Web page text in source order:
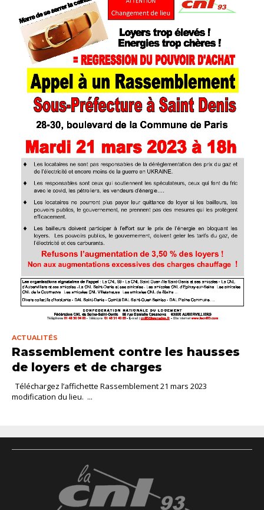
ACTUALITÉS
Rassemblement contre les hausses
de loyers et de charges
Téléchargez l’affichette Rassemblement 21 mars 2023
modification du lieu. ...